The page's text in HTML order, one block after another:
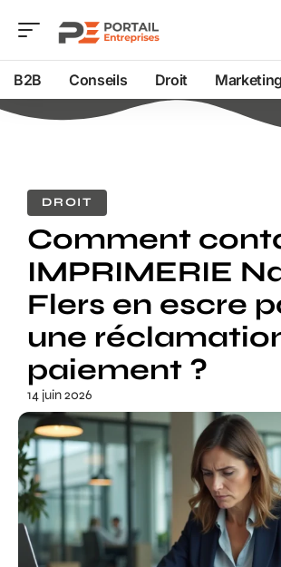
B2B Conseils Droit Marketing
DROIT
Comment
IMPRIMERIE
Flers en escre
une
paiement ?
14 juin 2026